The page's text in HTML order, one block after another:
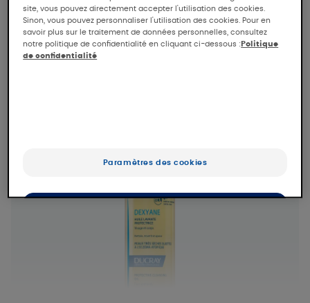
à lutter contre le dessèchement cutané. Les
irritations et les démangeaisons liées à
l’eczéma sont apaisées.
site, vous pouvez directement accepter l'utilisation des cookies.
Sinon, vous pouvez personnaliser l'utilisation des cookies. Pour en
savoir plus sur le traitement de données personnelles, consultez
notre politique de confidentialité en cliquant ci-dessous : Politique
de confidentialité
Paramètres des cookies
Uniquement les essentiels
OK